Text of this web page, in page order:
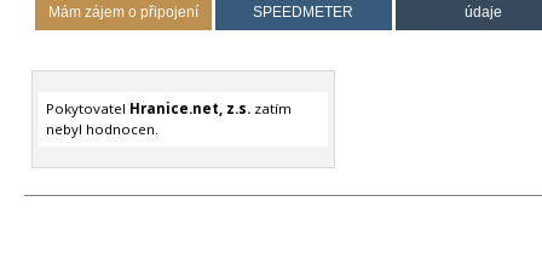
Mám zájem o připojení
SPEEDMETER
údaje
Pokytovatel Hranice.net, z.s.zatím
nebyl hodnocen.